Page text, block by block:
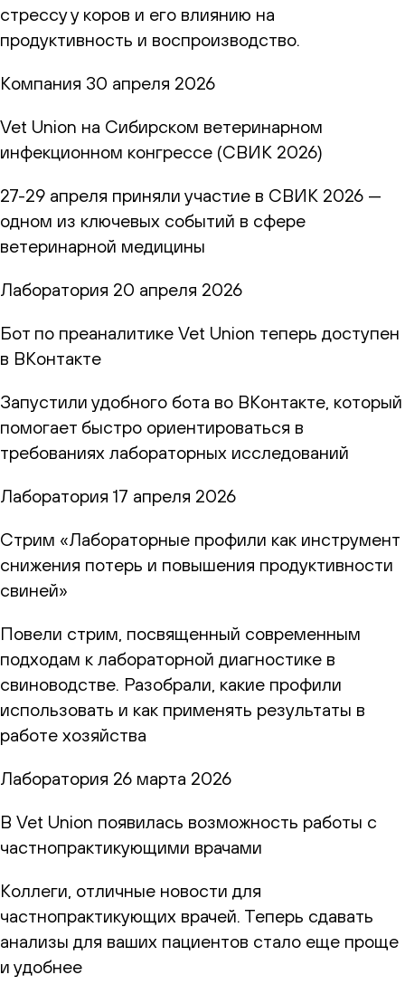
стрессу у коров и его влиянию на
продуктивность и воспроизводство.
Компания 30 апреля 2026
Vet Union на Сибирском ветеринарном
инфекционном конгрессе (СВИК 2026)
27-29 апреля приняли участие в СВИК 2026 —
одном из ключевых событий в сфере
ветеринарной медицины
Лаборатория 20 апреля 2026
Бот по преаналитике Vet Union теперь доступен
в ВКонтакте
Запустили удобного бота во ВКонтакте, который
помогает быстро ориентироваться в
требованиях лабораторных исследований
Лаборатория 17 апреля 2026
Стрим «Лабораторные профили как инструмент
снижения потерь и повышения продуктивности
свиней»
Повели стрим, посвященный современным
подходам к лабораторной диагностике в
свиноводстве. Разобрали, какие профили
использовать и как применять результаты в
работе хозяйства
Лаборатория 26 марта 2026
В Vet Union появилась возможность работы с
частнопрактикующими врачами
Коллеги, отличные новости для
частнопрактикующих врачей. Теперь сдавать
анализы для ваших пациентов стало еще проще
и удобнее